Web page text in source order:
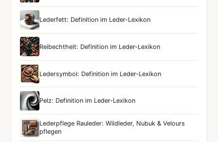
Lederfett: Definition im Leder-Lexikon
Reibechtheit: Definition im Leder-Lexikon
Ledersymbol: Definition im Leder-Lexikon
Pelz: Definition im Leder-Lexikon
Lederpflege Rauleder: Wildleder, Nubuk & Velours
pflegen